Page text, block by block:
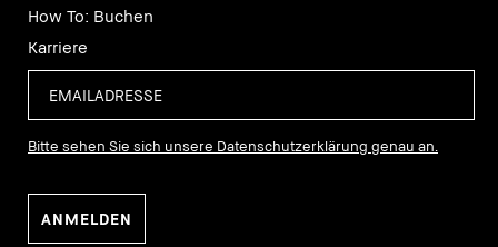
How To: Buchen
Karriere
Bitte sehen Sie sich unsere Datenschutzerklärung genau an.